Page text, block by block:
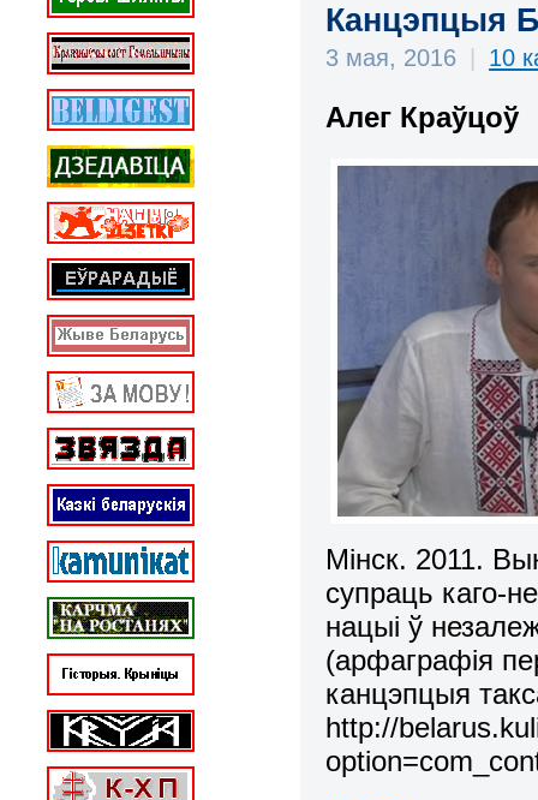
Канцэпцыя
3 мая, 2016 10
Алег Краўцоў
Мінск. 2011.
супраць каго-
нацыі ў
(арфаграфія
канцэпцыя
http://